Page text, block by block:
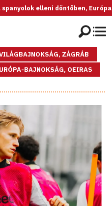
elleni döntőben, Európa-
ZÁGRÁB
BAJNOKSÁG, OEIRAS